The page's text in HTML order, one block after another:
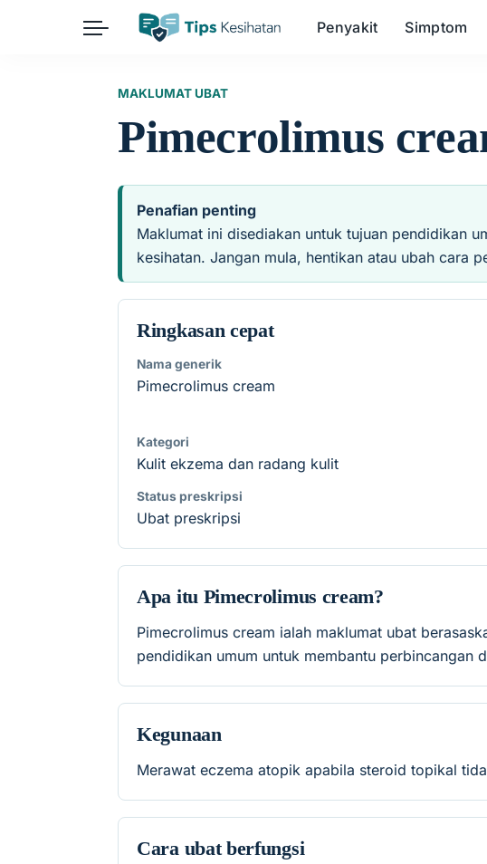
Penyakit Simptom
Herba
Keibubapaan
Kehamilan
Kesihatan Mental
Nutrisi
Kesihatan Awam
Kesihatan Digital
Sains Sukan
MAKLUMAT UBAT
Pimecrolimus
Penafian penting
Maklumat ini disediakan untuk tujuan pendidikan
kesihatan. Jangan mula, hentikan atau ubah cara
Ringkasan cepat
Nama generik
Pimecrolimus cream
Kategori
Kulit ekzema dan radang kulit
Status preskripsi
Ubat preskripsi
Apa itu Pimecrolimus cream?
Pimecrolimus cream ialah maklumat ubat
pendidikan umum untuk membantu perbincangan
Kegunaan
Merawat eczema atopik apabila steroid topikal
Cara ubat berfungsi